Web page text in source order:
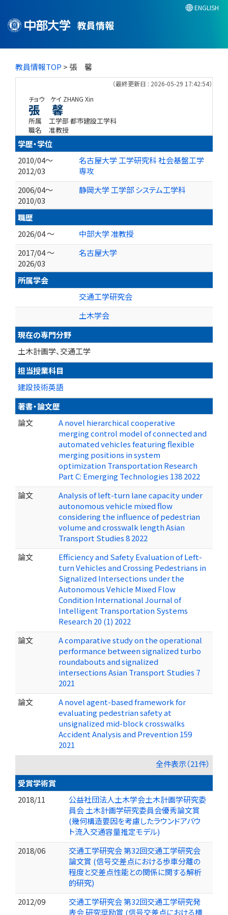
教員情報
ENGLISH
教員情報TOP > 張 馨
（最終更新日 : 2026-05-29 17:42:54）
チョウ ケイ ZHANG Xin
張 馨
所属
工学部 都市建設工学科
職名
准教授
学歴・学位
2010/04～
2012/03
名古屋大学 工学研究科 社会基盤工学
専攻
2006/04～
2010/03
静岡大学 工学部 システム工学科
職歴
2026/04 ～
中部大学 准教授
2017/04 ～
2026/03
名古屋大学
所属学会
交通工学研究会
土木学会
現在の専門分野
土木計画学、交通工学
担当授業科目
建設技術英語
著書・論文歴
論文
A novel hierarchical cooperative
merging control model of connected and
automated vehicles featuring flexible
merging positions in system
optimization Transportation Research
Part C: Emerging Technologies 138 2022
論文
Analysis of left-turn lane capacity under
autonomous vehicle mixed flow
considering the influence of pedestrian
volume and crosswalk length Asian
Transport Studies 8 2022
論文
Efficiency and Safety Evaluation of Left-
turn Vehicles and Crossing Pedestrians in
Signalized Intersections under the
Autonomous Vehicle Mixed Flow
Condition International Journal of
Intelligent Transportation Systems
Research 20 (1) 2022
論文
A comparative study on the operational
performance between signalized turbo
roundabouts and signalized
intersections Asian Transport Studies 7
2021
論文
A novel agent-based framework for
evaluating pedestrian safety at
unsignalized mid-block crosswalks
Accident Analysis and Prevention 159
2021
全件表示（21件）
受賞学術賞
2018/11
公益社団法人土木学会土木計画学研究委
員会 土木計画学研究委員会優秀論文賞
(幾何構造要因を考慮したラウンドアバウ
ト流入交通容量推定モデル)
2018/06
交通工学研究会 第32回交通工学研究会
論文賞 (信号交差点における歩車分離の
程度と交差点性能との関係に関する解析
的研究)
2012/09
交通工学研究会 第32回交通工学研究発
表会 研究奨励賞 (信号交差点における横